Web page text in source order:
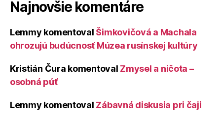
Najnovšie komentáre
Lemmy komentoval Šimkovičová a Machala
ohrozujú budúcnosť Múzea rusínskej kultúry
Kristián Čura komentoval Zmysel a ničota –
osobná púť
Lemmy komentoval Zábavná diskusia pri čaji